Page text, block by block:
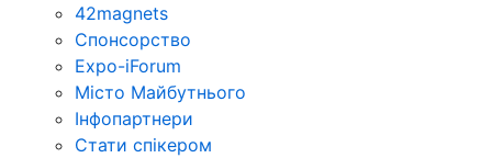
42magnets
Спонсорство
Expo-iForum
Місто Майбутнього
Інфопартнери
Стати спікером